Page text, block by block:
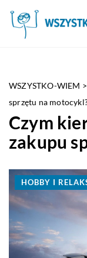
WSZYSTKO-WIEM >
sprzętu na
Czym
zakupu
HOBBY I